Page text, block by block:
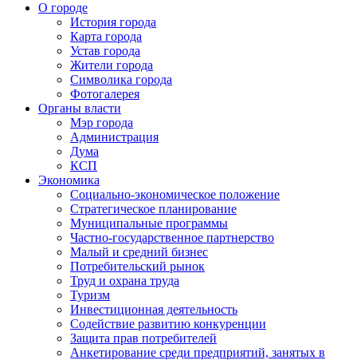
О городе
История города
Карта города
Устав города
Жители города
Символика города
Фотогалерея
Органы власти
Мэр города
Администрация
Дума
КСП
Экономика
Социально-экономическое положение
Стратегическое планирование
Муниципальные программы
Частно-государственное партнерство
Малый и средний бизнес
Потребительский рынок
Труд и охрана труда
Туризм
Инвестиционная деятельность
Содействие развитию конкуренции
Защита прав потребителей
Анкетирование среди предприятий, занятых в